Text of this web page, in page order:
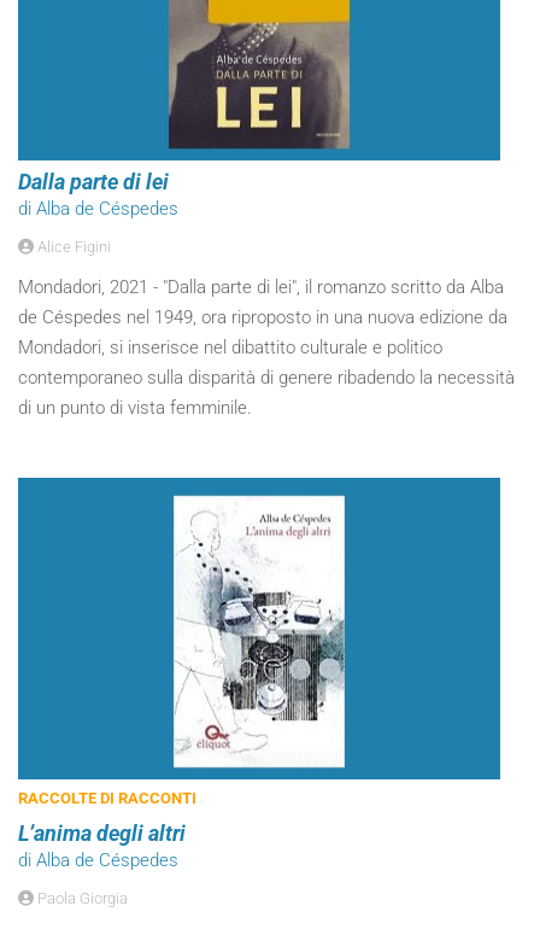
Dalla parte di lei
di Alba de Céspedes
Alice Figini
Mondadori, 2021 - "Dalla parte di lei", il romanzo scritto da Alba
de Céspedes nel 1949, ora riproposto in una nuova edizione da
Mondadori, si inserisce nel dibattito culturale e politico
contemporaneo sulla disparità di genere ribadendo la necessità
di un punto di vista femminile.
RACCOLTE DI RACCONTI
L’anima degli altri
di Alba de Céspedes
Paola Giorgia